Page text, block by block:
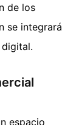
de los
se integrará
espacio